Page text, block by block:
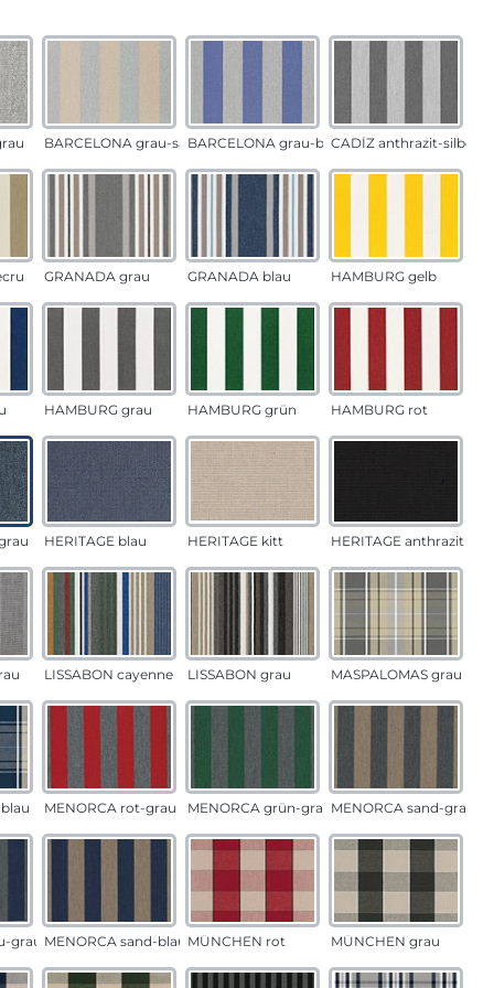
BARCELONA grau-sandBARCELONA grau-blauCADÍZ anthrazit-silber
GRANADA grau GRANADA blau HAMBURG gelb
HAMBURG grau HAMBURG grün HAMBURG rot
HERITAGE blau HERITAGE kitt HERITAGE anthrazit
LISSABON cayenne LISSABON grau MASPALOMAS grau
MENORCA rot-grau MENORCA grün-grau MENORCA sand-grau
grau MENORCA sand-blau MÜNCHEN rot MÜNCHEN grau